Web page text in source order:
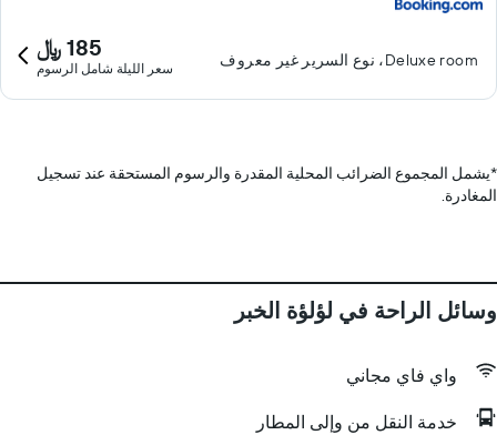
Deluxe room، نوع السرير غير معروف 185 ﷼
سعر الليلة شامل الرسوم
*يشمل المجموع الضرائب المحلية المقدرة والرسوم المستحقة عند تسجيل
المغادرة.
وسائل الراحة في لؤلؤة الخبر
واي فاي مجاني
خدمة النقل من وإلى المطار